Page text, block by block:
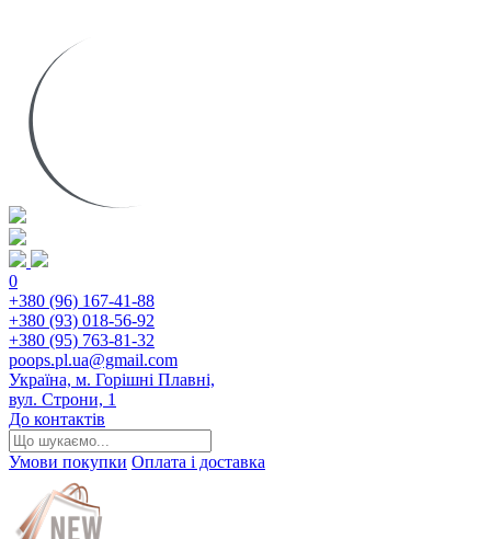
0
+380 (96) 167-41-88
+380 (93) 018-56-92
+380 (95) 763-81-32
poops.pl.ua@gmail.com
Україна, м. Горішні Плавні,
вул. Строни, 1
До контактів
Умови покупки Оплата і доставка